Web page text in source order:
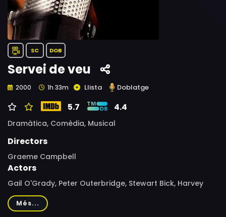
SC DOB
Servei de veu
2000 1h 33m Llista Doblatge
5.7 4.4
Dramàtica, Comèdia, Musical
Directors
Graeme Campbell
Actors
Gail O'Grady, Peter Outerbridge, Stewart Bick, Harvey
Atkin, Richard Chevolleau, Jerry Ciccoritti, Kari Wuhrer,
Ryan Dennis, Jonathan Whittaker, Isabella Fink, Michelyn
Més...